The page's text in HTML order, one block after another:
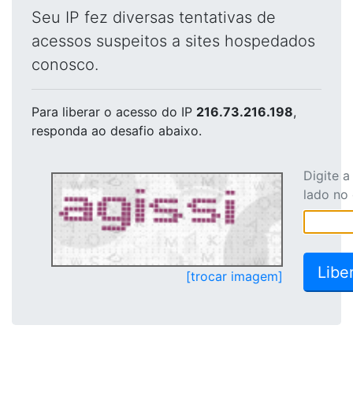
Seu IP fez diversas tentativas de
acessos suspeitos a sites hospedados
conosco.
Para liberar o acesso do IP 216.73.216.198,
responda ao desafio abaixo.
[trocar imagem]
Digite
lado no